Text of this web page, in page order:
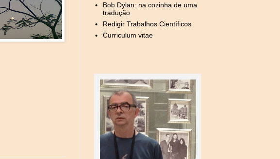
Bob Dylan: na cozinha de uma
tradução
Redigir Trabalhos Científicos
Curriculum vitae